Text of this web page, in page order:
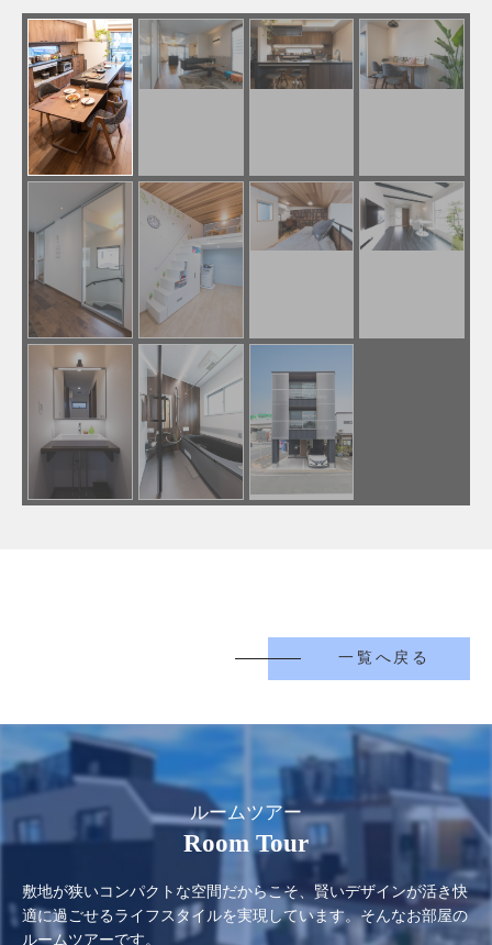
一覧へ戻る
ルームツアー
Room Tour
敷地が狭いコンパクトな空間だからこそ、賢いデザインが活き快
適に過ごせるライフスタイルを実現しています。そんなお部屋の
ルームツアーです。